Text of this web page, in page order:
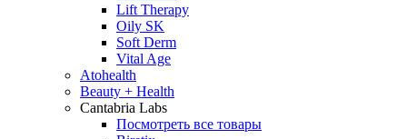
Lift Therapy
Oily SK
Soft Derm
Vital Age
Atohealth
Beauty + Health
Cantabria Labs
Посмотреть все товары